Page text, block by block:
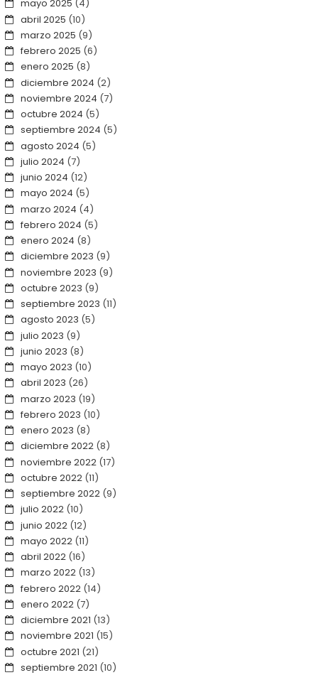
mayo 2025 (4)
abril 2025 (10)
marzo 2025 (9)
febrero 2025 (6)
enero 2025 (8)
diciembre 2024 (2)
noviembre 2024 (7)
octubre 2024 (5)
septiembre 2024 (5)
agosto 2024 (5)
julio 2024 (7)
junio 2024 (12)
mayo 2024 (5)
marzo 2024 (4)
febrero 2024 (5)
enero 2024 (8)
diciembre 2023 (9)
noviembre 2023 (9)
octubre 2023 (9)
septiembre 2023 (11)
agosto 2023 (5)
julio 2023 (9)
junio 2023 (8)
mayo 2023 (10)
abril 2023 (26)
marzo 2023 (19)
febrero 2023 (10)
enero 2023 (8)
diciembre 2022(8)
noviembre 2022(17)
octubre 2022(11)
septiembre 2022(9)
julio 2022(10)
junio 2022(12)
mayo 2022(11)
abril 2022(16)
marzo 2022(13)
febrero 2022(14)
enero 2022(7)
diciembre 2021 (13)
noviembre 2021 (15)
octubre 2021 (21)
septiembre 2021 (10)